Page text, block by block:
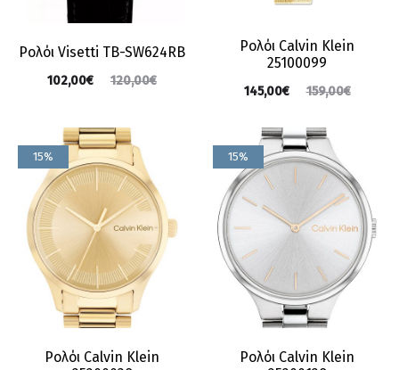
Ρολόι Visetti TB-SW624RB
120,00€
102,00€
Ρολόι Calvin Klein
25100099
159,00€
145,00€
15%
Ρολόι Calvin Klein
15%
Ρολόι Calvin Klein